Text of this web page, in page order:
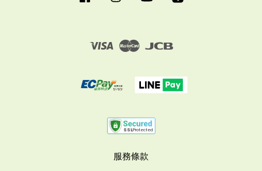
Visa Master
服務條款